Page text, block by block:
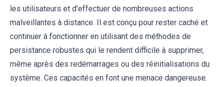
les utilisateurs et d'effectuer de nombreuses actions
malveillantes à distance. Il est conçu pour rester caché et
continuer à fonctionner en utilisant des méthodes de
persistance robustes qui le rendent difficile à supprimer,
même après des redémarrages ou des réinitialisations du
système. Ces capacités en font une menace dangereuse.